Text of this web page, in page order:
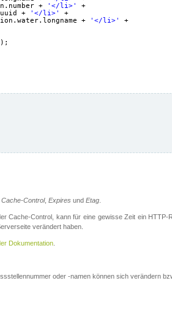
+ '</li>'
+
+ '</li>'
+
+ '</li>'
+
Cache-Control, Expires und Etag.
Cache-Control, kann für eine gewisse Zeit ein
verändert haben.
Dokumentation.
oder -namen können sich verändern